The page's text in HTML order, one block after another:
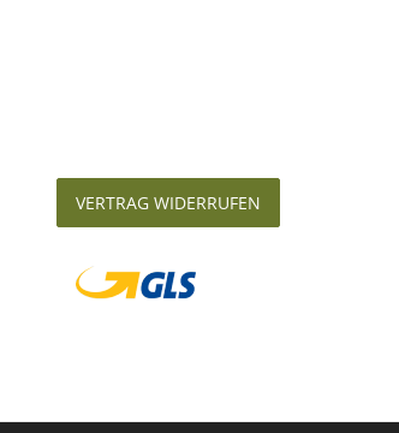
VERTRAG WIDERRUFEN